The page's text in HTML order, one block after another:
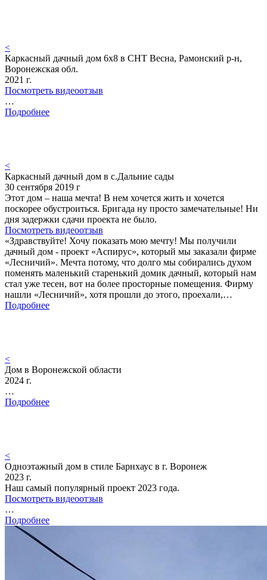
<
Каркасный дачный дом 6х8 в СНТ Весна, Рамонский р-н,
Воронежская обл.
2021 г.
Посмотреть видеоотзыв
…
Подробнее
<
Каркасный дачный дом в с.Дальние сады
30 сентября 2019 г
Этот дом – наша мечта! В нем хочется жить и хочется
поскорее обустроиться. Бригада ну просто замечательные! Ни
дня задержки сдачи проекта не было.
Посмотреть видеоотзыв
«Здравствуйте! Хочу показать мою мечту! Мы получили
дачный дом - проект «Аспирус», который мы заказали фирме
«Лесничий». Мечта потому, что долго мы собирались духом
поменять маленький старенький домик дачный, который нам
стал уже тесен, вот на более просторные помещения. Фирму
нашли «Лесничий», хотя прошли до этого, проехали,…
Подробнее
<
Дом в Воронежской области
2024 г.
…
Подробнее
<
Одноэтажный дом в стиле Барнхаус в г. Воронеж
2023 г.
Наш самый популярный проект 2023 года.
Посмотреть видеоотзыв
…
Подробнее